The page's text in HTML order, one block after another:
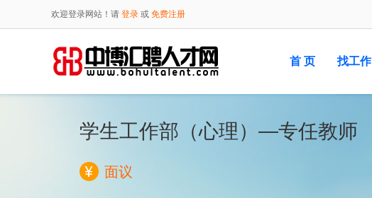
欢迎登录网站！请 登录 或 免费注册
首 页 找工作
学生工作部（心理）—专任教师
面议